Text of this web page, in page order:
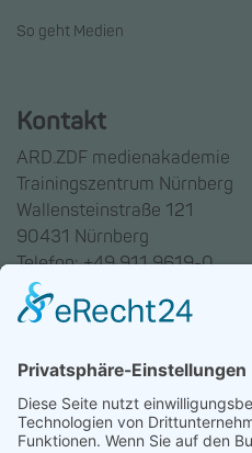
So geht Medien
Kontakt
ARD.ZDF medienakademie
Trainingszentrum Nürnberg
Wallensteinstraße 121
90431 Nürnberg
Telefon: +49 911 9619-0
Trainingszentrum Hannover
30169 Hannover
Telefon: +49 511 123598-531